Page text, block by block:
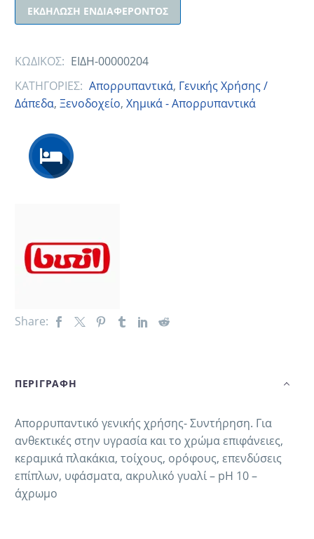
ΕΚΔΉΛΩΣΗ ΕΝΔΙΑΦΈΡΟΝΤΟΣ
ΚΩΔΙΚΟΣ: ΕΙΔΗ-00000204
ΚΑΤΗΓΟΡΙΕΣ: Απορρυπαντικά, Γενικής Χρήσης /
Δάπεδα, Ξενοδοχείο, Χημικά - Απορρυπαντικά
Share:
ΠΕΡΙΓΡΑΦΗ
Απορρυπαντικό γενικής χρήσης- Συντήρηση. Για
ανθεκτικές στην υγρασία και το χρώμα επιφάνειες,
κεραμικά πλακάκια, τοίχους, ορόφους, επενδύσεις
επίπλων, υφάσματα, ακρυλικό γυαλί – pH 10 –
άχρωμο